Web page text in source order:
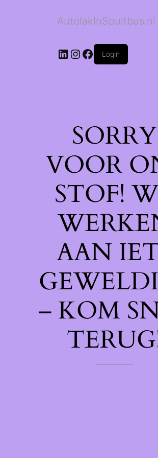
AutolakInSpuitbus.nl
LinkedIn
Instagram
Facebook
Login
SORRY
VOOR
STOF!
AAN
– KOM